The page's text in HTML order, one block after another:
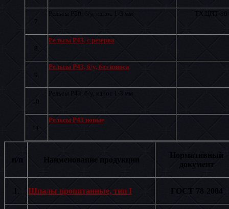
7.
Рельсы Р50, б/у, износ 1-3 мм ТХ ЦПТ-
8.
Рельсы Р43, с резерва
Рельсы Р43, б/у, без износа
10.
Рельсы Р43, б/у, износ 1-3 мм
11.
Рельсы Р43 новые
п/п Наименование продукции
Нормативный
документ
1. Шпалы пропитанные, тип I ГОСТ 78-2004